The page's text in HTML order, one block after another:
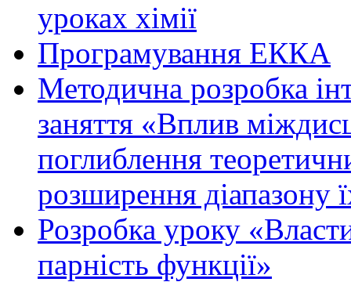
уроках хімії
Програмування ЕККА
Методична розробка
заняття «Вплив
поглиблення
розширення діапазону
Розробка уроку
парність функції»